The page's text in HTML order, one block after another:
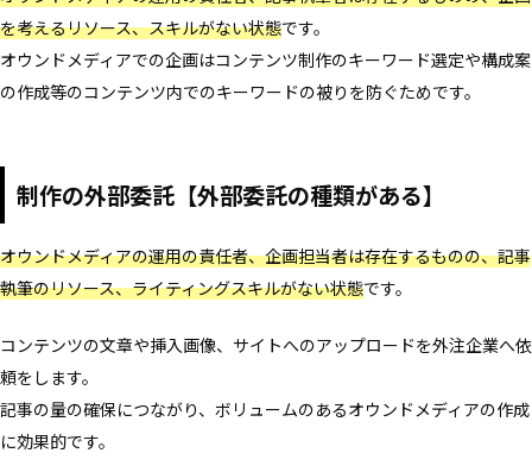
を考えるリソース、スキルがない状態です。
オウンドメディアでの企画はコンテンツ制作のキーワード選定や構成案
の作成等のコンテンツ内でのキーワードの被りを防ぐためです。
制作の外部委託【外部委託の種類がある】
オウンドメディアの運用の責任者、企画担当者は存在するものの、記事
執筆のリソース、ライティングスキルがない状態です。
コンテンツの文章や挿入画像、サイトへのアップロードを外注企業へ依
頼をします。
記事の量の確保につながり、ボリュームのあるオウンドメディアの作成
に効果的です。